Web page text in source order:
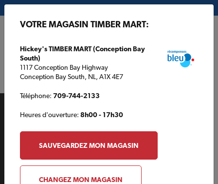
AUTOUR DE LA MAISON
VOTRE MAGASIN TIMBER MART:
Hickey's TIMBER MART (Conception Bay
South)
1117 Conception Bay Highway
Conception Bay South, NL, A1X 4E7
Téléphone: 709-744-2133
Heures d'ouverture: 8h00 - 17h30
SAUVEGARDEZ MON MAGASIN
CHANGEZ MON MAGASIN